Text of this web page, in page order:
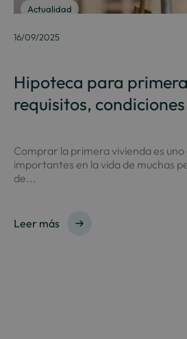
Actualidad
16/09/2025
Hipoteca para
requisitos,
Comprar la primera vivienda es uno
importantes en la vida de muchas
de...
Leer más